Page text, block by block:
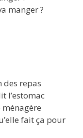
manger ?
des repas
l’estomac
fait ça pour